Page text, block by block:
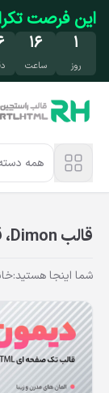
رفتن به محتوای
این فرصت
۱
روز
۱۶
ساعت
همه
قالب Dimon، قالب HTML تک صفحه ای دیمون
شما اینجا هستید: